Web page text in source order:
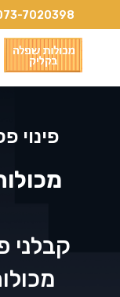
7020398
פינוי
קבלני